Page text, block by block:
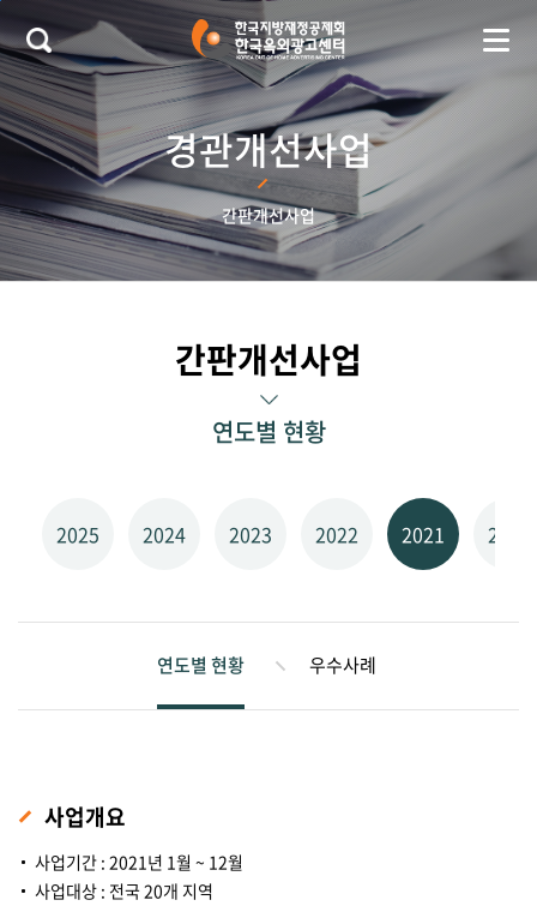
본문 바로가기
경관개선사업
간판개선사업
간판개선사업
연도별 현황
2025 2024 2023 2022 2021 2020
연도별 현황 우수사례
사업개요
사업기간 : 2021년 1월 ~ 12월
사업대상 : 전국 20개 지역